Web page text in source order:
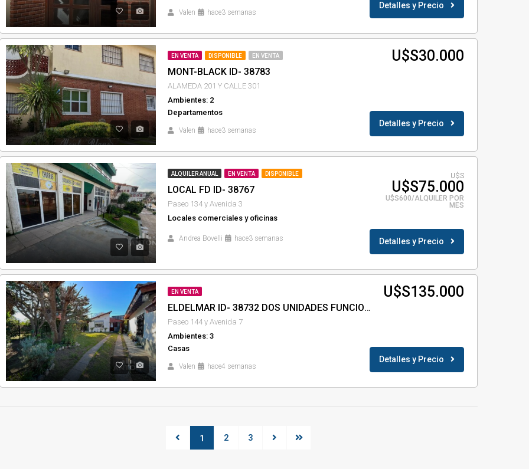
Valen hace3 semanas
Detalles y Precio
EN VENTA DISPONIBLE EN VENTA
MONT-BLACK ID- 38783
ALAMEDA 201 Y CALLE 301
Ambientes: 2
Departamentos
Valen hace3 semanas
U$S30.000
Detalles y Precio
ALQUILER ANUAL EN VENTA DISPONIBLE
LOCAL FD ID- 38767
Paseo 134 y Avenida 3
Locales comerciales y oficinas
Andrea Bovelli hace3 semanas
U$S
U$S75.000
U$S600/ALQUILER POR
MES
Detalles y Precio
EN VENTA
ELDELMAR ID- 38732 DOS UNIDADES FUNCIONALES
Paseo 144 y Avenida 7
Ambientes: 3
Casas
Valen hace4 semanas
U$S135.000
Detalles y Precio
1 2 3